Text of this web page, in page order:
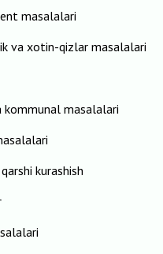
xarajatlarni
masalalari
va xotin-qizlar masalalari
kommunal masalalari
kurashish